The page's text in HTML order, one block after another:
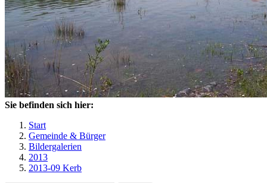
Sie befinden sich hier:
Start
Gemeinde & Bürger
Bildergalerien
2013
2013-09 Kerb